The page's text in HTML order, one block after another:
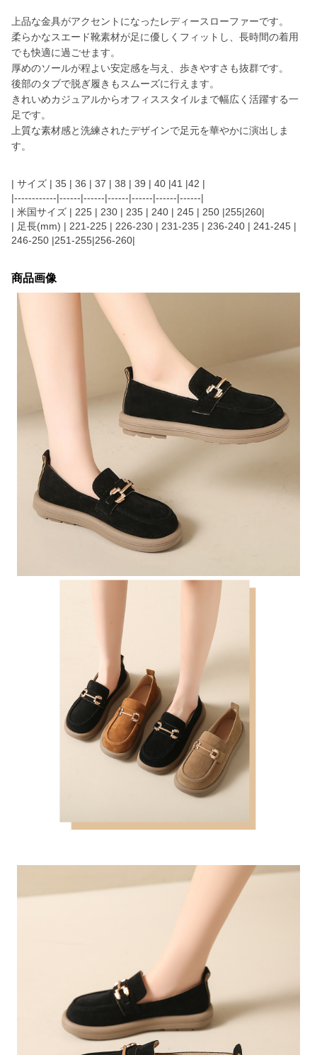
上品な金具がアクセントになったレディースローファーです。
柔らかなスエード靴素材が足に優しくフィットし、長時間の着用
でも快適に過ごせます。
厚めのソールが程よい安定感を与え、歩きやすさも抜群です。
後部のタブで脱ぎ履きもスムーズに行えます。
きれいめカジュアルからオフィススタイルまで幅広く活躍する一
足です。
上質な素材感と洗練されたデザインで足元を華やかに演出しま
す。
| サイズ | 35 | 36 | 37 | 38 | 39 | 40 |41 |42 |
|------------|------|------|------|------|------|------|
| 米国サイズ | 225 | 230 | 235 | 240 | 245 | 250 |255|260|
| 足長(mm) | 221-225 | 226-230 | 231-235 | 236-240 | 241-245 |
246-250 |251-255|256-260|
商品画像